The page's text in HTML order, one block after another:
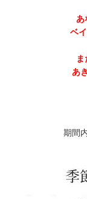
あ
ベ
あ
期間